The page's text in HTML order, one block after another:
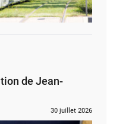
de Jean-
30 juillet 2026